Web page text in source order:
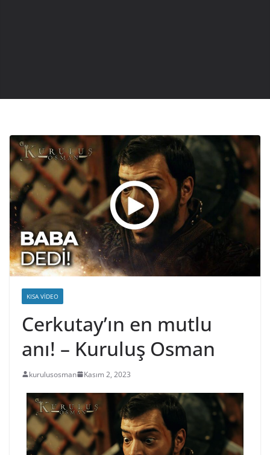
KISA VIDEO
Cerkutay’ın en mutlu
anı! – Kuruluş Osman
kurulusosman Kasım 2, 2023